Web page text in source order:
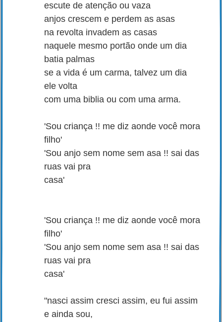
escute de atenção ou vaza
anjos crescem e perdem as asas
na revolta invadem as casas
naquele mesmo portão onde um dia
batia palmas
se a vida é um carma, talvez um dia
ele volta
com uma biblia ou com uma arma.
'Sou criança !! me diz aonde você mora
filho'
'Sou anjo sem nome sem asa !! sai das
ruas vai pra
casa'
'Sou criança !! me diz aonde você mora
filho'
'Sou anjo sem nome sem asa !! sai das
ruas vai pra
casa'
"nasci assim cresci assim, eu fui assim
e ainda sou,